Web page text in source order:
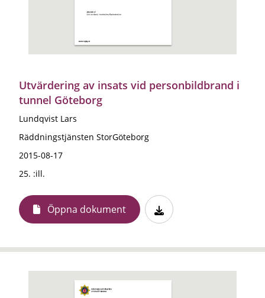
Utvärdering av insats vid personbildbrand i
tunnel Göteborg
Lundqvist Lars
Räddningstjänsten StorGöteborg
2015-08-17
25. :ill.
Öppna dokument